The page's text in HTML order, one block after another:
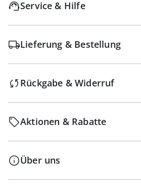
Service & Hilfe
Lieferung & Bestellung
Rückgabe & Widerruf
Aktionen & Rabatte
Über uns